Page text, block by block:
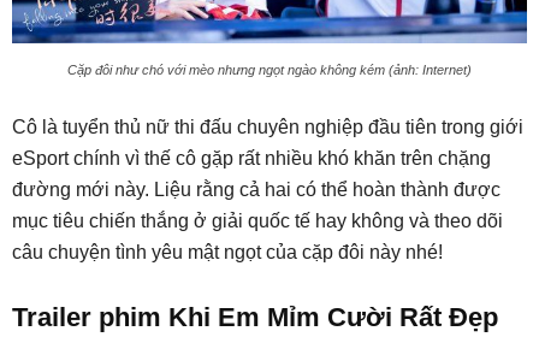
Cặp đôi như chó với mèo nhưng ngọt ngào không kém (ảnh: Internet)
Cô là tuyển thủ nữ thi đấu chuyên nghiệp đầu tiên trong giới
eSport chính vì thế cô gặp rất nhiều khó khăn trên chặng
đường mới này. Liệu rằng cả hai có thể hoàn thành được
mục tiêu chiến thắng ở giải quốc tế hay không và theo dõi
câu chuyện tình yêu mật ngọt của cặp đôi này nhé!
Trailer phim Khi Em Mỉm Cười Rất Đẹp